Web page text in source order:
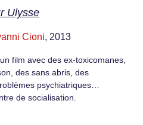
Ulysse
Cioni, 2013
film avec des ex-toxicomanes,
des sans abris, des
psychiatriques…
de socialisation.